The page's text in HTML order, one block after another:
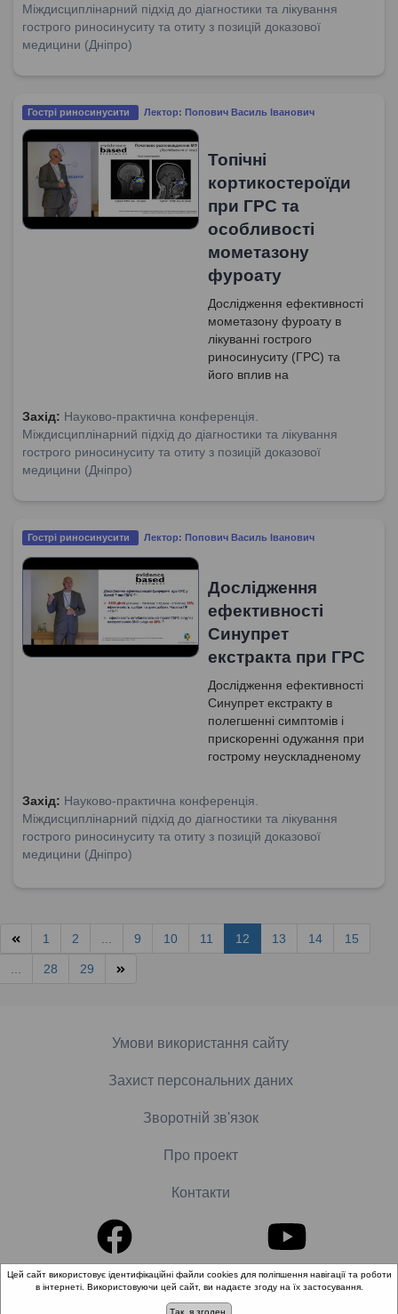
Міждисциплінарний підхід до діагностики та лікування
гострого риносинуситу та отиту з позицій доказової
медицини (Дніпро)
Гострі риносинусити Лектор: Попович Василь Іванович
Топічні
кортикостероїди
при ГРС та
особливості
мометазону
фуроату
Дослідження ефективності
мометазону фуроату в
лікуванні гострого
риносинуситу (ГРС) та
його вплив на
Захід: Науково-практична конференція.
Міждисциплінарний підхід до діагностики та лікування
гострого риносинуситу та отиту з позицій доказової
медицини (Дніпро)
Гострі риносинусити Лектор: Попович Василь Іванович
Дослідження
ефективності
Синупрет
екстракта при ГРС
Дослідження ефективності
Синупрет екстракту в
полегшенні симптомів і
прискоренні одужання при
гострому неускладненому
Захід: Науково-практична конференція.
Міждисциплінарний підхід до діагностики та лікування
гострого риносинуситу та отиту з позицій доказової
медицини (Дніпро)
1 2 9 10 11 12 13 14 15
28 29
Умови використання сайту
Захист персональних даних
Зворотній зв'язок
Про проект
Контакти
© 2018-2026 «Школа доказової медицини». Всі права
захищені.
Цей сайт використовує ідентифікаційні файли cookies для поліпшення навігації та роботи
в інтернеті. Використовуючи цей сайт, ви надаєте згоду на їх застосування.
Так, я згоден.